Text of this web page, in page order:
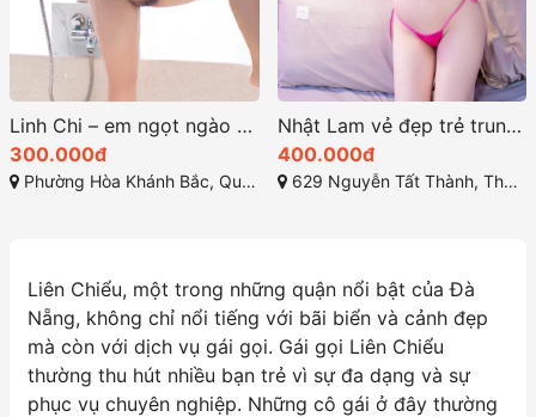
Linh Chi – em ngọt ngào một cô nàng đáng yêu
300.000đ
Phường Hòa Khánh Bắc, Quận Liên Chiểu, Đà Nẵng
Nhật Lam vẻ đẹp trẻ trung và sexy
400.000đ
629 Nguyễn Tất Thành, Thanh Khê, Đà Nẵng
Liên Chiểu, một trong những quận nổi bật của Đà
Nẵng, không chỉ nổi tiếng với bãi biển và cảnh đẹp
mà còn với dịch vụ gái gọi. Gái gọi Liên Chiểu
thường thu hút nhiều bạn trẻ vì sự đa dạng và sự
phục vụ chuyên nghiệp. Những cô gái ở đây thường